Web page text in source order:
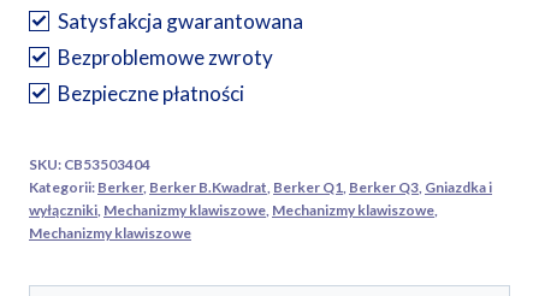
łącznika
zwiernego
podwójnego
Satysfakcja gwarantowana
Bezproblemowe zwroty
Bezpieczne płatności
SKU: CB53503404
Kategorii: Berker, Berker B.Kwadrat Berker Q1 Berker Q3 Gniazdka i
wyłączniki Mechanizmy klawiszowe Mechanizmy klawiszowe
Mechanizmy klawiszowe